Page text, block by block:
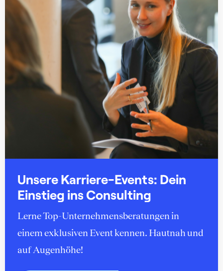
Unsere Karriere-Events: Dein
Einstieg ins Consulting
Lerne Top-Unternehmensberatungen in
einem exklusiven Event kennen. Hautnah und
auf Augenhöhe!